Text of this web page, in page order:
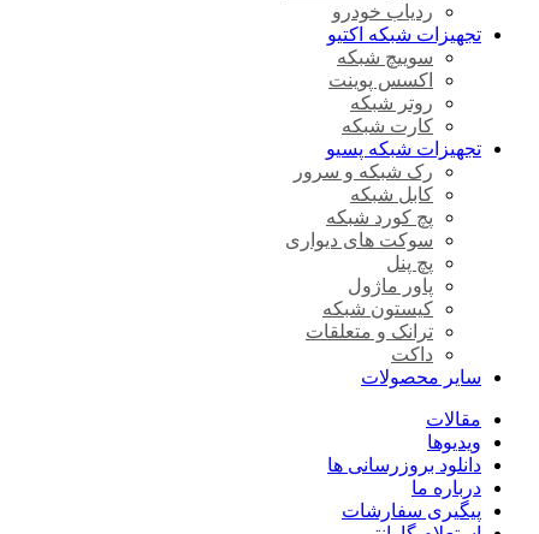
ردیاب خودرو
تجهیزات شبکه اکتیو
سوییچ شبکه
اکسس پوینت
روتر شبکه
کارت شبکه
تجهیزات شبکه پسیو
رک شبکه و سرور
کابل شبکه
پچ کورد شبکه
سوکت های دیواری
پچ پنل
پاور ماژول
کیستون شبکه
ترانک و متعلقات
داکت
سایر محصولات
مقالات
ویدیوها
دانلود بروزرسانی ها
درباره ما
پیگیری سفارشات